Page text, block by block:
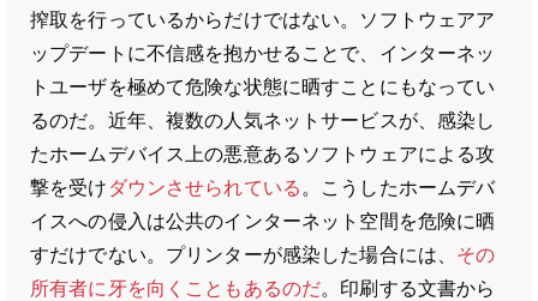
搾取を行っているからだけではない。ソフトウェアア
ップデートに不信感を抱かせることで、インターネッ
トユーザを極めて危険な状態に晒すことにもなってい
るのだ。近年、複数の人気ネットサービスが、感染し
たホームデバイス上の悪意あるソフトウェアによる攻
撃を受け ダウンさせられている。こうしたホームデバ
イスへの侵入は公共のインターネット空間を危険に晒
すだけでない。プリンターが感染した場合には、 その
所有者に牙を向くこともあるのだ。印刷する文書から